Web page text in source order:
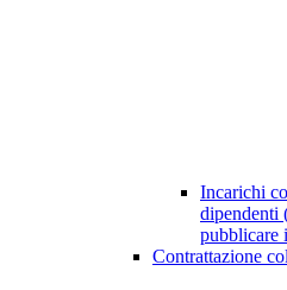
Incarichi
dipendenti
pubblicare
Contrattazione